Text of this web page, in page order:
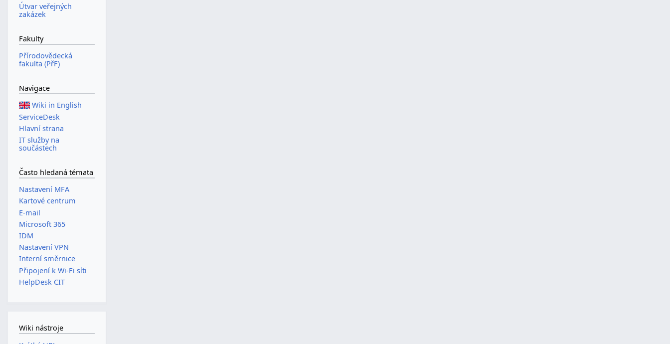
Útvar veřejných
zakázek
Fakulty
Přírodovědecká
fakulta (PřF)
Navigace
Wiki in English
ServiceDesk
Hlavní strana
IT služby na
součástech
Často hledaná témata
Nastavení MFA
Kartové centrum
E-mail
Microsoft 365
IDM
Nastavení VPN
Interní směrnice
Připojení k Wi-Fi síti
HelpDesk CIT
Wiki nástroje